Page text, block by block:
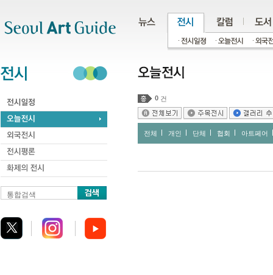
통합검색
0 건
전체 개인 단체 협회 아트페어